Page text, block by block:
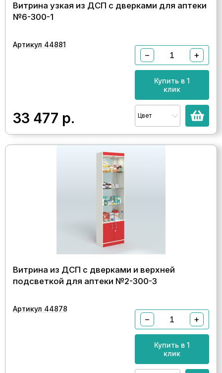
Витрина узкая из ДСП с дверками для аптеки
№6-300-1
Артикул 44881
33 477 р.
− +
Купить в 1
клик
Цвет
Витрина из ДСП с дверками и верхней
подсветкой для аптеки №2-300-3
Артикул 44878
− +
Купить в 1
клик